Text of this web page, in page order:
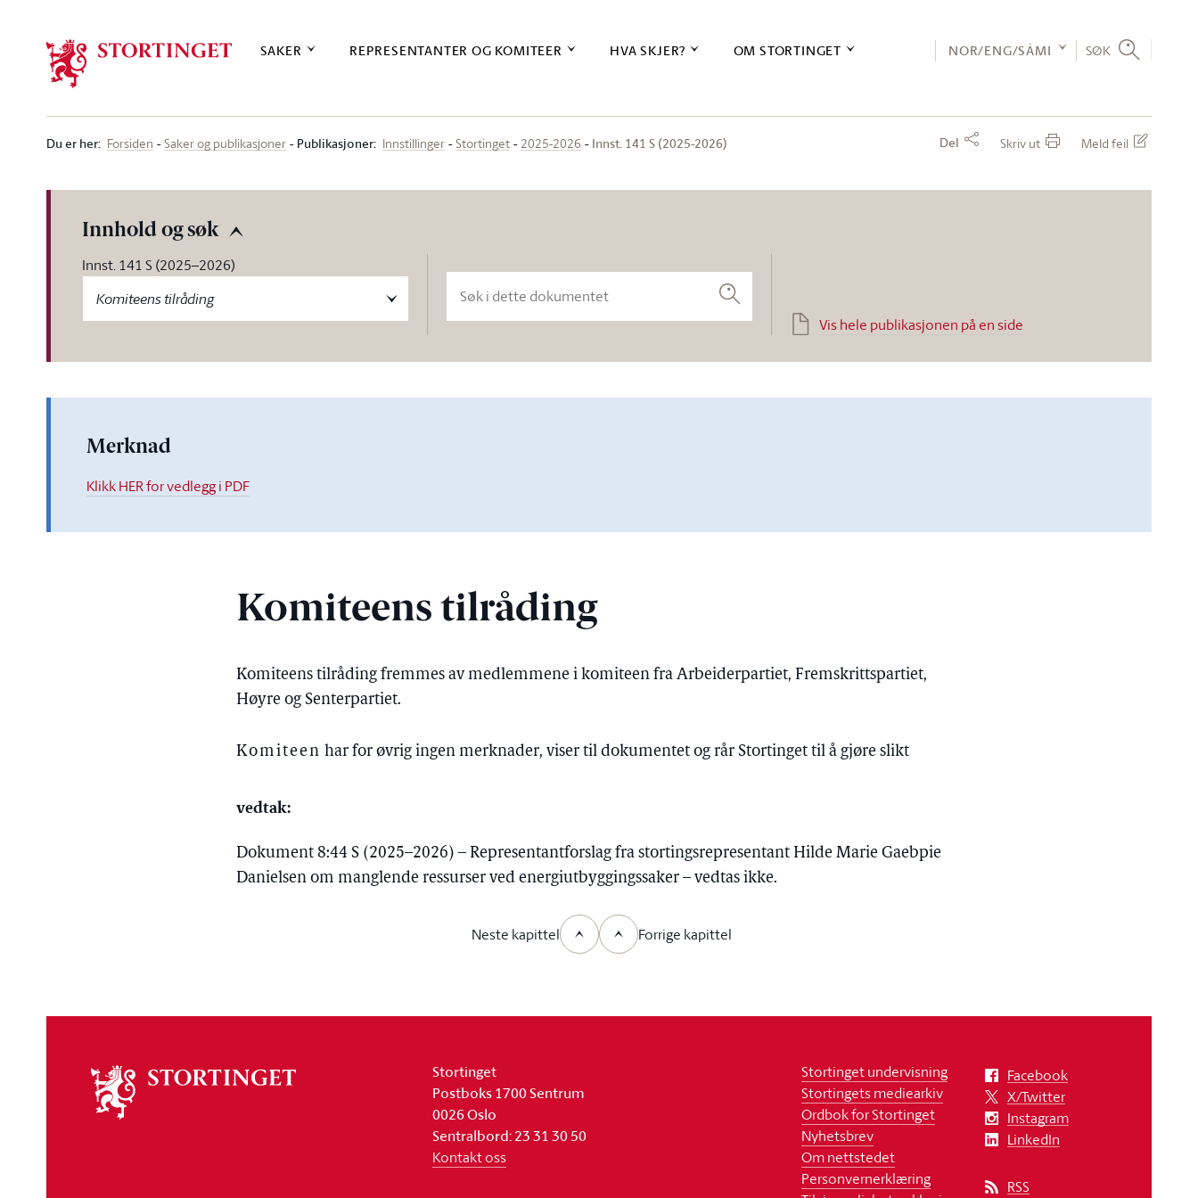
SAKER REPRESENTANTER OG KOMITEER HVA SKJER? OM STORTINGET NOR/ENG/SÁMI SØK
Du er her: Forsiden Saker og publikasjoner Publikasjoner: Innstillinger Stortinget 2025-2026 Innst. 141 S (2025-2026) Del Skriv ut Meld feil
Innhold og søk
Innst. 141 S (2025–2026)
Komiteens tilråding
Søk
Vis hele publikasjonen på en side
Merknad
Klikk HER for vedlegg i PDF
Komiteens tilråding
Komiteens tilråding fremmes av medlemmene i komiteen fra Arbeiderpartiet, Fremskrittspartiet,
Høyre og Senterpartiet.
Komiteen har for øvrig ingen merknader, viser til dokumentet og rår Stortinget til å gjøre slikt
vedtak:
Dokument 8:44 S (2025–2026) – Representantforslag fra stortingsrepresentant Hilde Marie Gaebpie
Danielsen om manglende ressurser ved energiutbyggingssaker – vedtas ikke.
Forrige kapittel
Neste kapittel
stortinget
Stortinget
Postboks 1700 Sentrum
0026 Oslo
Sentralbord: 23 31 30 50
Kontakt oss
Stortinget undervisning
Stortingets mediearkiv
Ordbok for Stortinget
Nyhetsbrev
Om nettstedet
Personvernerklæring
Facebook
X/Twitter
Instagram
LinkedIn
RSS